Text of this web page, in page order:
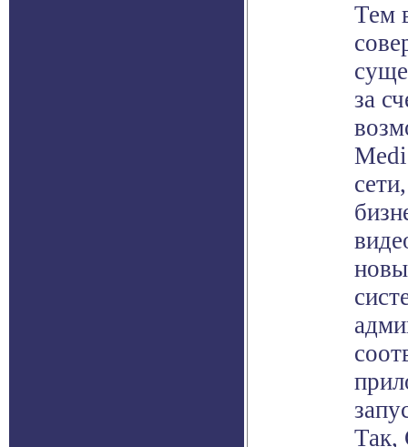
Тем
за
Так,